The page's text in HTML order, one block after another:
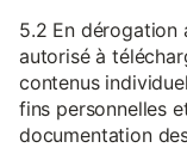
5.2 En dérogation
autorisé à
contenus
fins personnelles
documentation